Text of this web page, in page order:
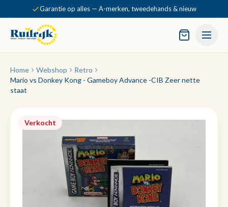
Garantie op alles — A-merken, tweedehands & nieuw
Home Webshop
Retro
Mario vs Donkey Kong - Gameboy Advance -CIB Zeer nette
staat
Verkocht